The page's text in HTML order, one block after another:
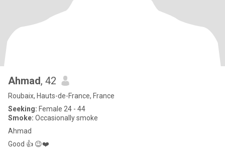
Ahmad, 42
Roubaix, Hauts-de-France, France
Seeking: Female 24 - 44
Smoke: Occasionally smoke
Ahmad
Good 👍 😉❤️